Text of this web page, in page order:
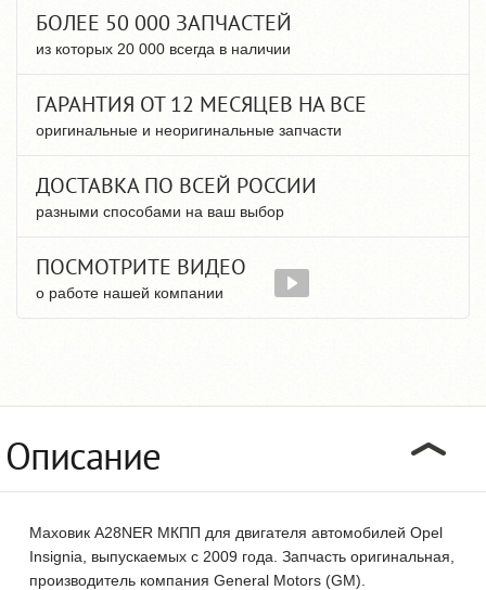
БОЛЕЕ 50 000 ЗАПЧАСТЕЙ
из которых 20 000 всегда в наличии
ГАРАНТИЯ ОТ 12 МЕСЯЦЕВ НА ВСЕ
оригинальные и неоригинальные запчасти
ДОСТАВКА ПО ВСЕЙ РОССИИ
разными способами на ваш выбор
ПОСМОТРИТЕ ВИДЕО
о работе нашей компании
Описание
Маховик A28NER МКПП для двигателя автомобилей Opel
Insignia, выпускаемых с 2009 года. Запчасть оригинальная,
производитель компания General Motors (GM).